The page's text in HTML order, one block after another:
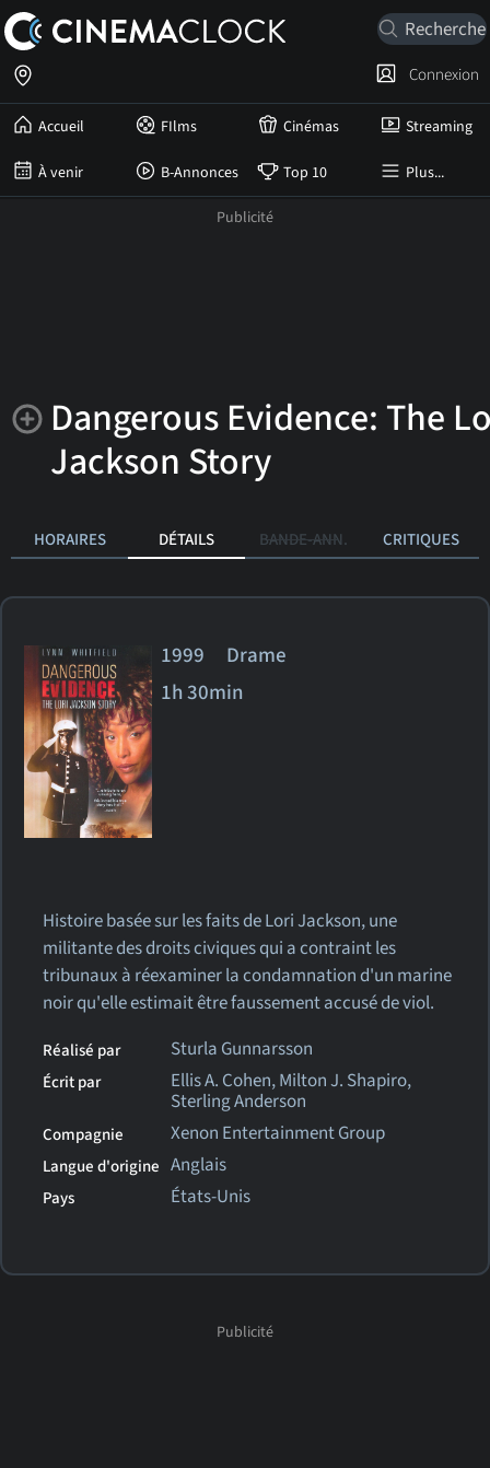
Accueil FIlms Cinémas Streaming
À venir B-Annonces Top 10 Plus...
Connexion
Dangerous Evidence: The
Jackson Story
HORAIRES DÉTAILS BANDE-ANN. CRITIQUES
1999 Drame
1h 30min
Histoire basée sur les faits de Lori Jackson, une
militante des droits civiques qui a contraint les
tribunaux à réexaminer la condamnation d'un marine
noir qu'elle estimait être faussement accusé de viol.
Réalisé par Sturla Gunnarsson
Écrit par Ellis A. Cohen, Milton J. Shapiro,
Sterling Anderson
Compagnie Xenon Entertainment Group
Langue d'origine Anglais
Pays États-Unis